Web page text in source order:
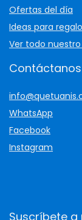
Ofertas del día
Ideas para
Ver todo
Contáctanos
WhatsApp
Facebook
Instagram
Suscríbete